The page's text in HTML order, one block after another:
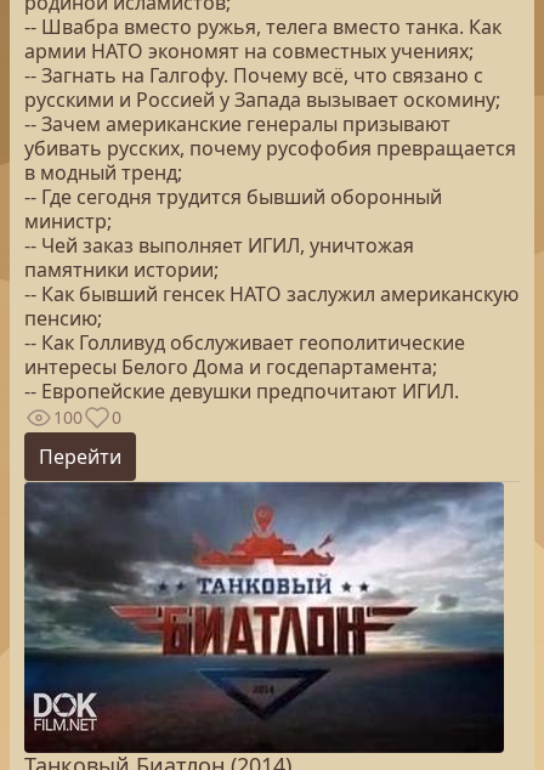
-- Швабра вместо ружья, телега вместо танка. Как
армии НАТО экономят на совместных учениях;
-- Загнать на Галгофу. Почему всё, что связано с
русскими и Россией у Запада вызывает оскомину;
-- Зачем американские генералы призывают
убивать русских, почему русофобия превращается
в модный тренд;
-- Где сегодня трудится бывший оборонный
министр;
-- Чей заказ выполняет ИГИЛ, уничтожая
памятники истории;
-- Как бывший генсек НАТО заслужил американскую
пенсию;
-- Как Голливуд обслуживает геополитические
интересы Белого Дома и госдепартамента;
-- Европейские девушки предпочитают ИГИЛ.
100 0
Перейти